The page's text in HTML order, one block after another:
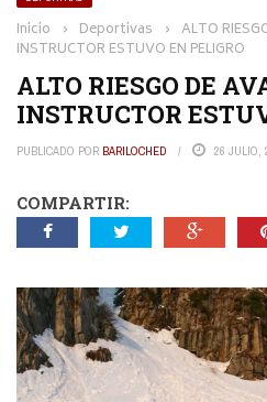
Inicio › Deportivas › ALTO
INSTRUCTOR ESTUVO EN PELIGRO
ALTO RIESGO DE
INSTRUCTOR
PUBLICADO POR BARILOCHED 26 JULIO,
COMPARTIR: